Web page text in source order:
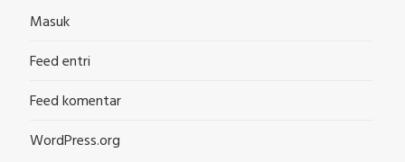
Masuk
Feed entri
Feed komentar
WordPress.org